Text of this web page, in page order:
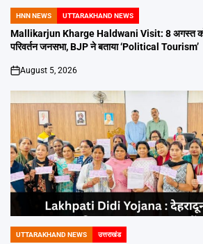
POSTED
IN
HNN NEWS UTTARAKHAND NEWS
Mallikarjun Kharge Haldwani Visit: 8 अगस्त को
परिवर्तन जनसभा, BJP ने बताया ‘Political Tourism’
on
August 5, 2026
POSTED
UTTARAKHAND NEWS उत्तराखंड